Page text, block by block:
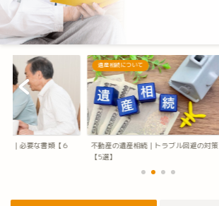
人｜必要な書類【６
遺産相続について
不動産の遺産相続｜トラブル回避の対策
【5選】